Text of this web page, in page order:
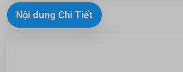
Nội dung Chi Tiết